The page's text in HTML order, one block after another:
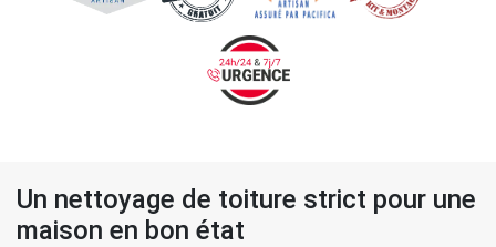
Un nettoyage de toiture strict pour une
maison en bon état